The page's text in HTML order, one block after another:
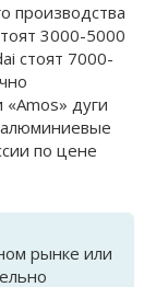
производства
3000-5000
стоят 7000-
дуги
алюминиевые
по цене
рынке или